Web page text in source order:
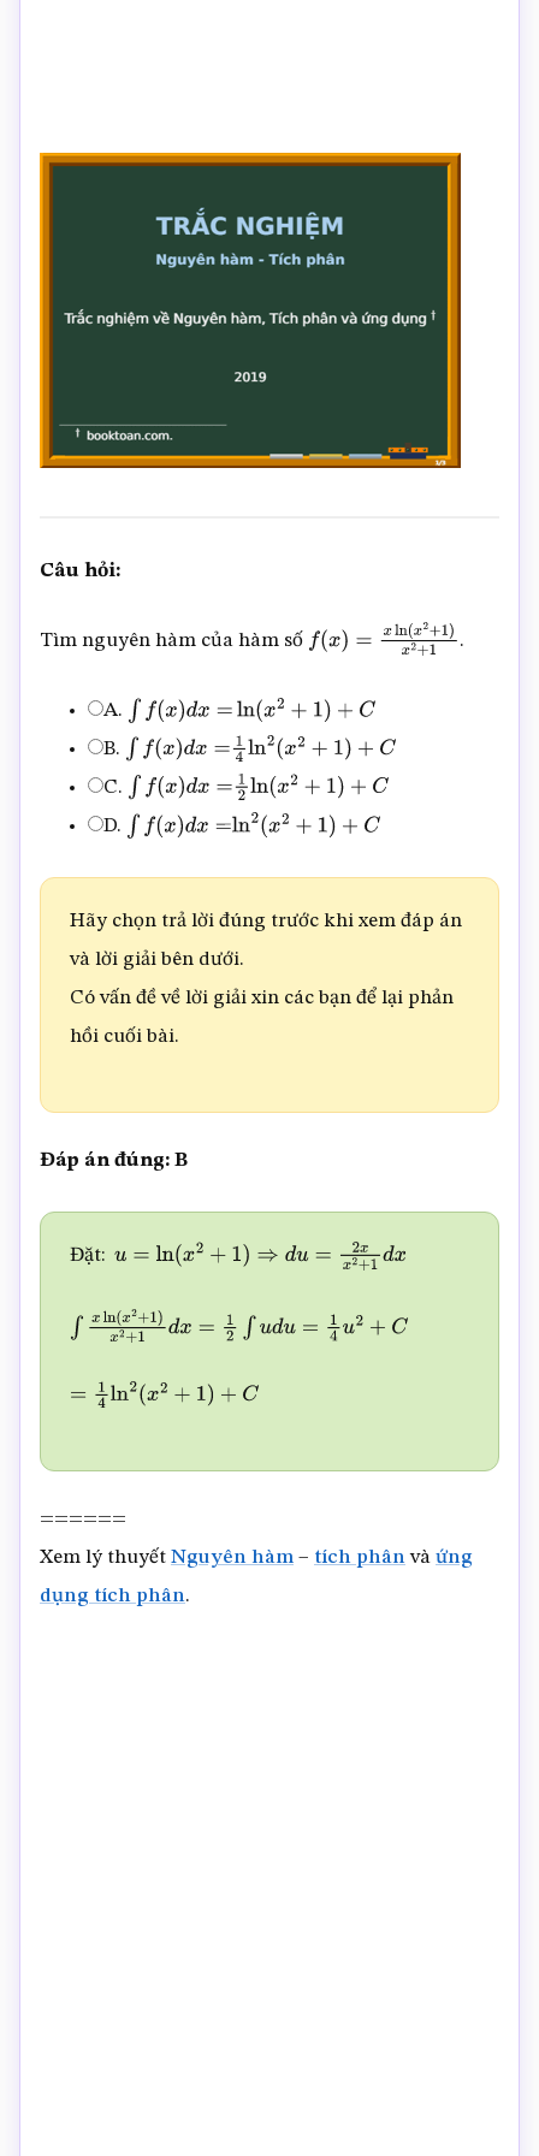
Câu hỏi:
Tìm nguyên hàm của hàm số f( x)= xln 2+1) +.
A. ∫f (x )dx=ln(x 2+1)
C
B. ∫f (x )dx=1 4ln 2 (x2 +1)
C
C. ∫f (x )dx=1 2ln (x2+1)
C
D. ∫f (x )dx=ln2(x2 +1) C
Hãy chọn trả lời đúng trước khi xem đáp án
và lời giải bên dưới.
Có vấn đề về lời giải xin các bạn để lại phản
hồi cuối bài.
Đáp án đúng: B
Đặt: u =ln(x2+ ⇒ du =2 xx2 +1 dx
∫x ln(x2+1)x2+ 1d x= 12 ∫udu =1 4u2 +C
=1 4ln2 x2 ) +C
======
Xem lý thuyết Nguyên hàm – tích phânvà ứng
dụng tích phân.